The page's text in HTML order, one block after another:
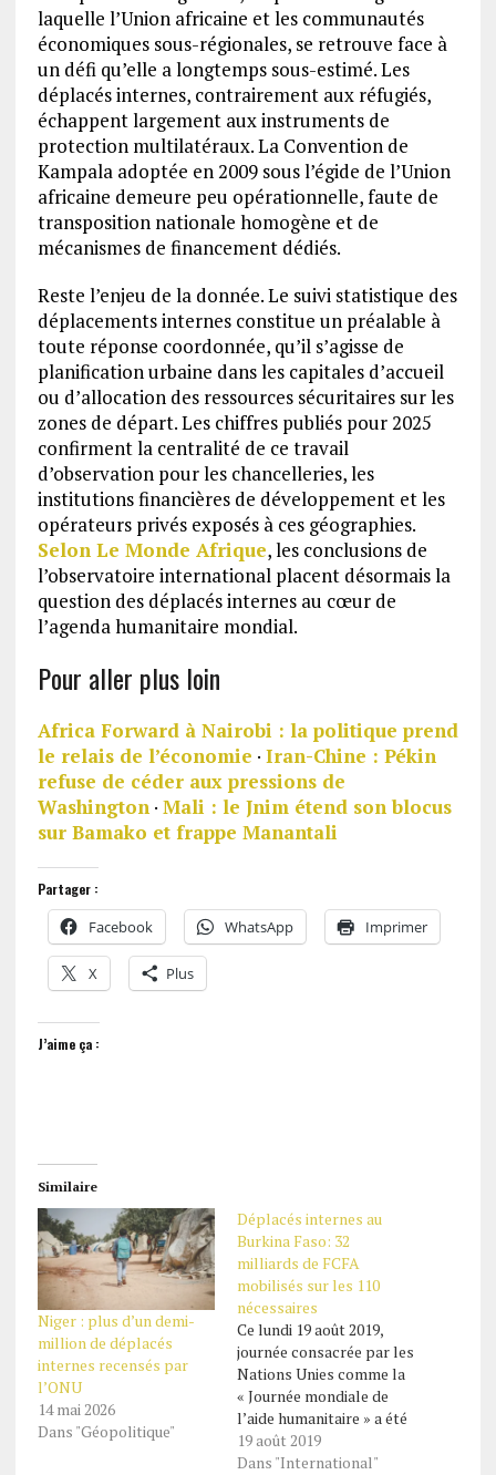
laquelle l’Union africaine et les communautés
économiques sous-régionales, se retrouve face à
un défi qu’elle a longtemps sous-estimé. Les
déplacés internes, contrairement aux réfugiés,
échappent largement aux instruments de
protection multilatéraux. La Convention de
Kampala adoptée en 2009 sous l’égide de l’Union
africaine demeure peu opérationnelle, faute de
transposition nationale homogène et de
mécanismes de financement dédiés.
Reste l’enjeu de la donnée. Le suivi statistique des
déplacements internes constitue un préalable à
toute réponse coordonnée, qu’il s’agisse de
planification urbaine dans les capitales d’accueil
ou d’allocation des ressources sécuritaires sur les
zones de départ. Les chiffres publiés pour 2025
confirment la centralité de ce travail
d’observation pour les chancelleries, les
institutions financières de développement et les
opérateurs privés exposés à ces géographies.
Selon Le Monde Afrique, les conclusions de
l’observatoire international placent désormais la
question des déplacés internes au cœur de
l’agenda humanitaire mondial.
Pour aller plus loin
Africa Forward à Nairobi : la politique prend
le relais de l’économie · Iran-Chine : Pékin
refuse de céder aux pressions de
Washington· Mali : le Jnim étend son blocus
sur Bamako et frappe Manantali
Partager :
Facebook WhatsApp Imprimer
X Plus
J’aime ça :
Similaire
Niger : plus d’un demi-
million de déplacés
internes recensés par
l’ONU
14 mai 2026
Dans "Géopolitique"
Déplacés internes au
Burkina Faso: 32
milliards de FCFA
mobilisés sur les 110
nécessaires
Ce lundi 19 août 2019,
journée consacrée par les
Nations Unies comme la
« Journée mondiale de
l’aide humanitaire » a été
célébrée à Ouagadougou
au Burkina Faso. Le
19 août 2019
Dans "International"